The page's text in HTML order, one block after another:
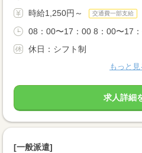
時給1,250円～ 交通費一部支給
08：00〜17：00 8：00〜17
休日：シフト制
もっと見
求人詳細
[一般派遣]